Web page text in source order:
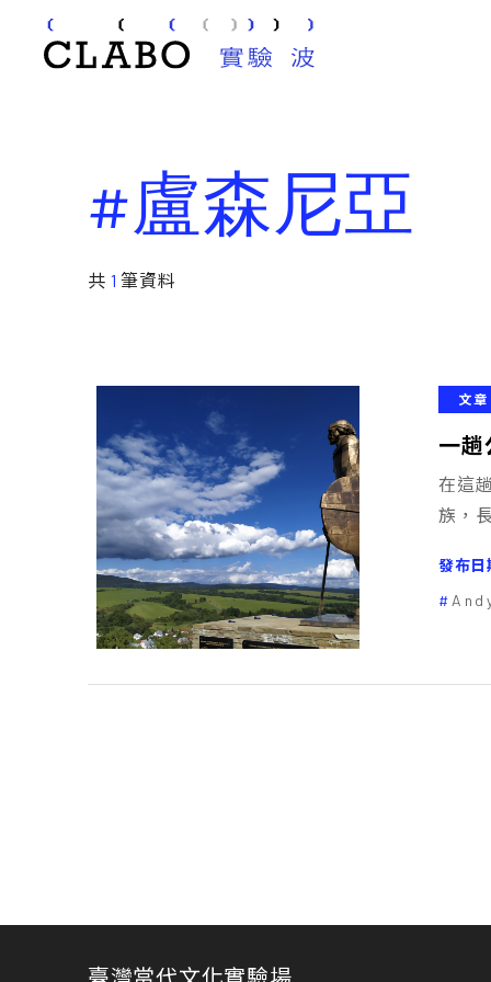
#盧森尼亞
共 1筆資料
文章
一趟
在這
族，
發布日
臺灣當代文化實驗場